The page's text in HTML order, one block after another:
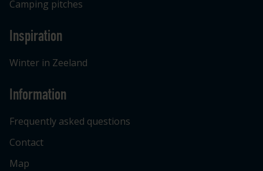
Camping pitches
Inspiration
Winter in Zeeland
Information
Frequently asked questions
Contact
Map